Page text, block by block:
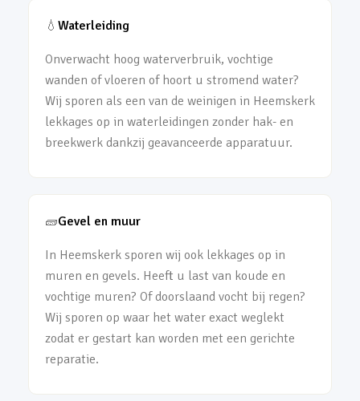
💧 Waterleiding
Onverwacht hoog waterverbruik, vochtige
wanden of vloeren of hoort u stromend water?
Wij sporen als een van de weinigen in Heemskerk
lekkages op in waterleidingen zonder hak- en
breekwerk dankzij geavanceerde apparatuur.
🧱Gevel en muur
In Heemskerk sporen wij ook lekkages op in
muren en gevels. Heeft u last van koude en
vochtige muren? Of doorslaand vocht bij regen?
Wij sporen op waar het water exact weglekt
zodat er gestart kan worden met een gerichte
reparatie.